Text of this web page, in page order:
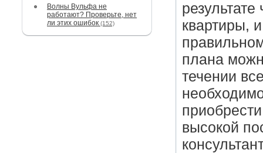
Волны Вульфа не
работают? Проверьте, нет
ли этих ошибок (152)
квартиры,
плана
течении
высокой